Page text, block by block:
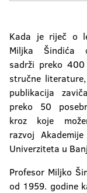
Kada je riječ o
Miljka Šindića
sadrži preko
stručne
publikacija
preko 50
kroz koje
razvoj
Univerziteta u
Profesor Miljko
od 1959. godine